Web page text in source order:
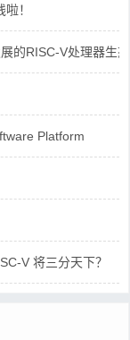
！
RISC-V处理器生态
Platform
V 将三分天下？